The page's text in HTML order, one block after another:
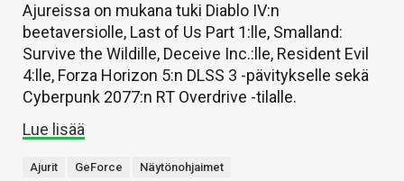
Ajureissa on mukana tuki Diablo IV:n
beetaversiolle, Last of Us Part 1:lle, Smalland:
Survive the Wildille, Deceive Inc.:lle, Resident Evil
4:lle, Forza Horizon 5:n DLSS 3 -pävitykselle sekä
Cyberpunk 2077:n RT Overdrive -tilalle.
Lue lisää
Ajurit GeForce Näytönohjaimet